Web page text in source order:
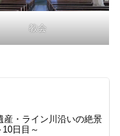
教会
産・ライン川沿いの絶景
10日目～